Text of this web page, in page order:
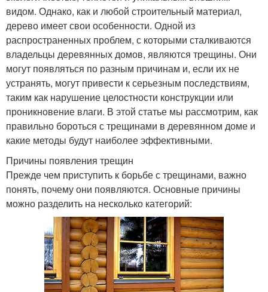
видом. Однако, как и любой строительный материал,
дерево имеет свои особенности. Одной из
распространенных проблем, с которыми сталкиваются
владельцы деревянных домов, являются трещины. Они
могут появляться по разным причинам и, если их не
устранять, могут привести к серьезным последствиям,
таким как нарушение целостности конструкции или
проникновение влаги. В этой статье мы рассмотрим, как
правильно бороться с трещинами в деревянном доме и
какие методы будут наиболее эффективными.
Причины появления трещин
Прежде чем приступить к борьбе с трещинами, важно
понять, почему они появляются. Основные причины
можно разделить на несколько категорий: